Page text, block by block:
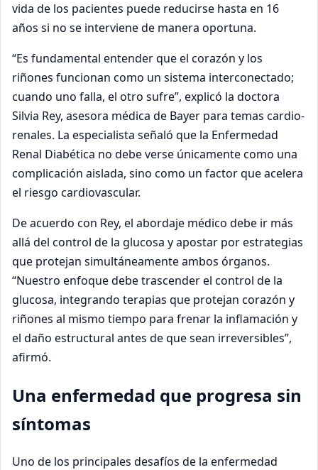
vida de los pacientes puede reducirse hasta en 16
años si no se interviene de manera oportuna.
“Es fundamental entender que el corazón y los
riñones funcionan como un sistema interconectado;
cuando uno falla, el otro sufre”, explicó la doctora
Silvia Rey, asesora médica de Bayer para temas cardio-
renales. La especialista señaló que la Enfermedad
Renal Diabética no debe verse únicamente como una
complicación aislada, sino como un factor que acelera
el riesgo cardiovascular.
De acuerdo con Rey, el abordaje médico debe ir más
allá del control de la glucosa y apostar por estrategias
que protejan simultáneamente ambos órganos.
“Nuestro enfoque debe trascender el control de la
glucosa, integrando terapias que protejan corazón y
riñones al mismo tiempo para frenar la inflamación y
el daño estructural antes de que sean irreversibles”,
afirmó.
Una enfermedad que progresa sin
síntomas
Uno de los principales desafíos de la enfermedad